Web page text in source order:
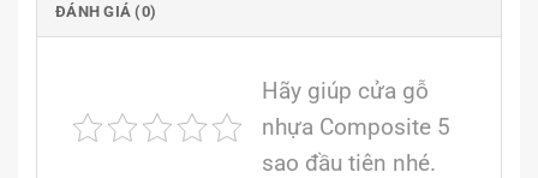
ĐÁNH GIÁ (0)
Hãy giúp cửa gỗ
nhựa Composite 5
sao đầu tiên nhé.